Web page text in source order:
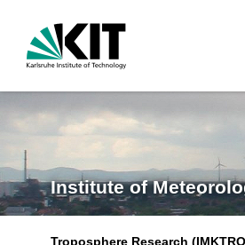
Institute of
Troposphere Research